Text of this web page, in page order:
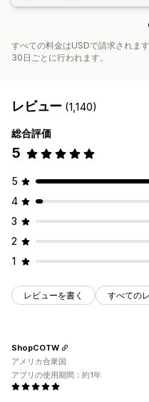
すべての料金はUSDで請求されま
30日ごとに行われます。
レビュー (1,140)
総合評価
5
5
4
3
2
1
レビューを書く すべての
ShopCOTW
アメリカ合衆国
アプリの使用期間：約1年